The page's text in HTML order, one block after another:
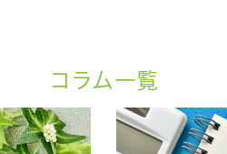
コラム一覧